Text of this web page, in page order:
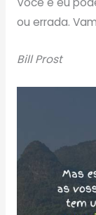
ou errada.
Bill Prost